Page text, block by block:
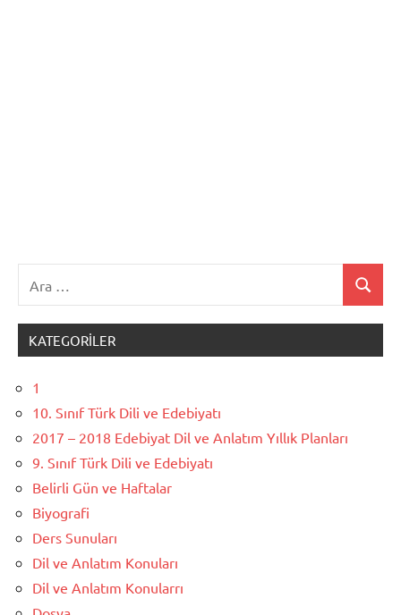
Ara
KATEGORILER
1
10. Sınıf Türk Dili ve Edebiyatı
2017 – 2018 Edebiyat Dil ve Anlatım Yıllık Planları
9. Sınıf Türk Dili ve Edebiyatı
Belirli Gün ve Haftalar
Biyografi
Ders Sunuları
Dil ve Anlatım Konuları
Dil ve Anlatım Konularrı